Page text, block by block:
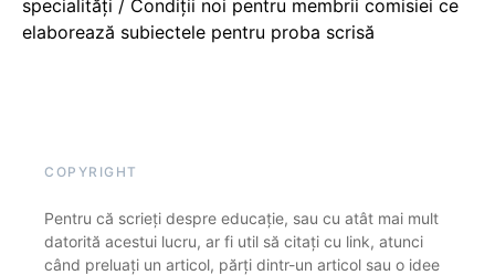
specialități / Condiții noi pentru membrii comisiei ce
elaborează subiectele pentru proba scrisă
COPYRIGHT
Pentru că scrieți despre educație, sau cu atât mai mult
datorită acestui lucru, ar fi util să citați cu link, atunci
când preluați un articol, părți dintr-un articol sau o idee